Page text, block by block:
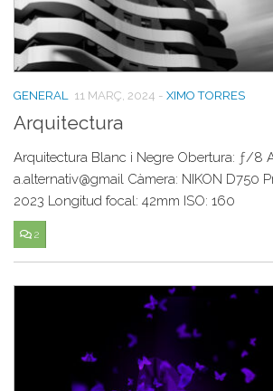
- XIMO TORRES
GENERAL 11 MARÇ, 2024
Arquitectura
Arquitectura Blanc i Negre Obertura: ƒ/8
a.alternativ@gmail Càmera: NIKON D750
2023 Longitud focal: 42mm ISO: 160
2